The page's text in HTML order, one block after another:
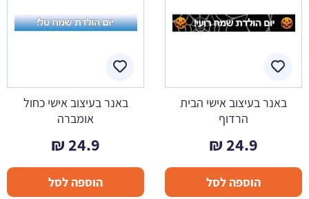
באנר בעיצוב אישי הבית
הרדוף
24.9
₪
הוספה לסל
באנר בעיצוב אישי כחול
אומברה
24.9
₪
הוספה לסל